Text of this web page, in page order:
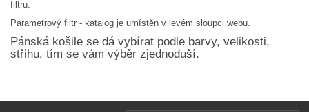
filtru.
Parametrový filtr - katalog je umístěn v levém sloupci webu.
Pánská košile se dá vybírat podle barvy, velikosti,
střihu, tím se vám výběr zjednoduší.